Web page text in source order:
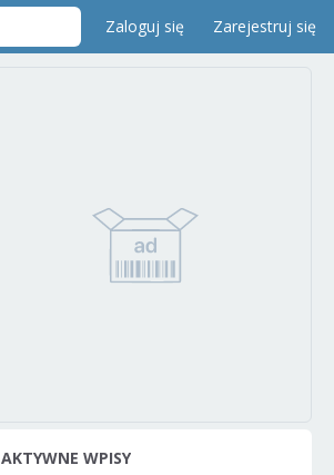
Zaloguj się Zarejestruj się
AKTYWNE WPISY